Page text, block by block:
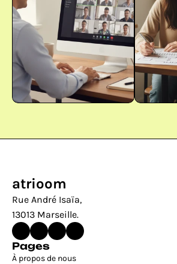
atrioom
Rue André Isaïa,
13013 Marseille.
Pages
À propos de nous